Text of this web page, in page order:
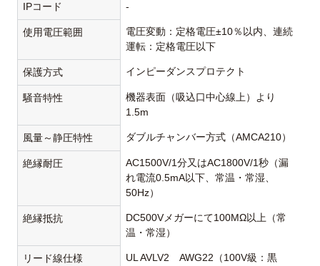
IPコード -
使用電圧範囲
電圧変動：定格電圧±10％以内、連続
運転：定格電圧以下
保護方式 インピーダンスプロテクト
騒音特性
機器表面（吸込口中心線上）より
1.5m
風量～静圧特性 ダブルチャンバー方式（AMCA210）
絶縁耐圧
AC1500V/1分又はAC1800V/1秒（漏
れ電流0.5mA以下、常温・常湿、
50Hz）
絶縁抵抗
DC500Vメガーにて100MΩ以上（常
温・常湿）
リード線仕様
UL AVLV2 AWG22（100V級：黒